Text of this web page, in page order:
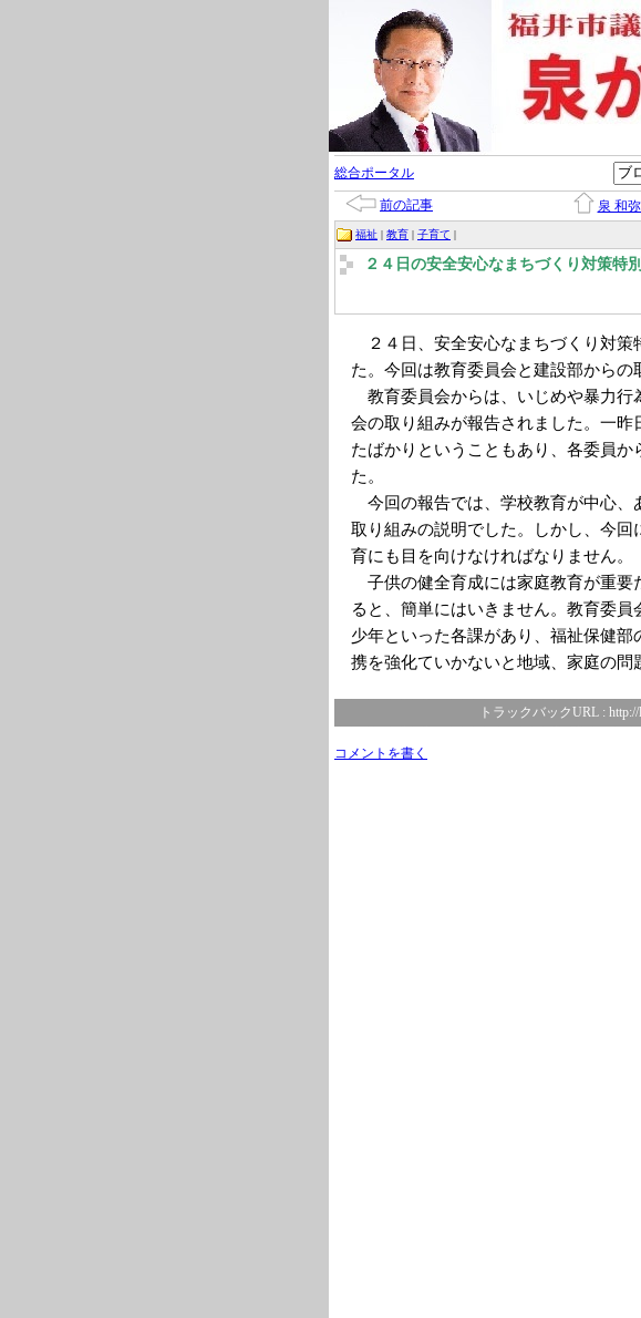
総合ポータル
前の記事 泉 和
福祉 | 教育 | 子育て |
２４日の安全安心なまちづくり対策特
２４日、安全安心なまちづくり対策
た。今回は教育委員会と建設部からの
教育委員会からは、いじめや暴力行
会の取り組みが報告されました。一
たばかりということもあり、各委員
た。
今回の報告では、学校教育が中心、
取り組みの説明でした。しかし、今
育にも目を向けなければなりません。
子供の健全育成には家庭教育が重要
ると、簡単にはいきません。教育委
少年といった各課があり、福祉保健
携を強化ていかないと地域、家庭の問
トラックバックURL :
コメントを書く